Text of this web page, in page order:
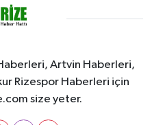
Artvin Haberleri,
Rizespor Haberleri için
size yeter.